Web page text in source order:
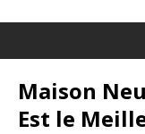
Maison
Est le